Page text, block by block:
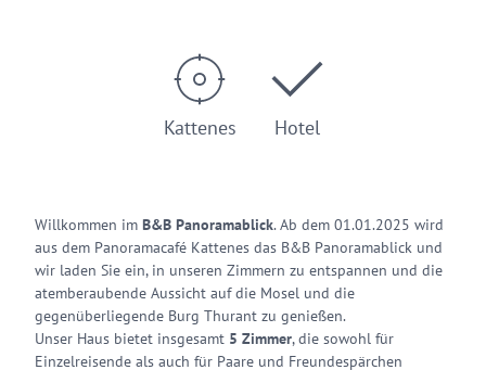
Kattenes Hotel
Willkommen im B&B Panoramablick. Ab dem 01.01.2025 wird
aus dem Panoramacafé Kattenes das B&B Panoramablick und
wir laden Sie ein, in unseren Zimmern zu entspannen und die
atemberaubende Aussicht auf die Mosel und die
gegenüberliegende Burg Thurant zu genießen.
Unser Haus bietet insgesamt 5 Zimmer, die sowohl für
Einzelreisende als auch für Paare und Freundespärchen